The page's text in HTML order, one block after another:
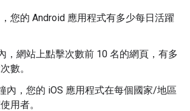
您的 Android 應用程式有多少每日活躍
，網站上點擊次數前 10 名的網頁，有多
數。
內，您的 iOS 應用程式在每個國家/地區
用者。